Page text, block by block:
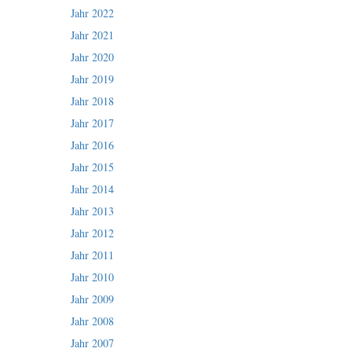
Jahr 2022
Jahr 2021
Jahr 2020
Jahr 2019
Jahr 2018
Jahr 2017
Jahr 2016
Jahr 2015
Jahr 2014
Jahr 2013
Jahr 2012
Jahr 2011
Jahr 2010
Jahr 2009
Jahr 2008
Jahr 2007